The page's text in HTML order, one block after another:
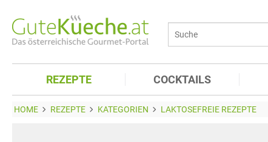
REZEPTE COCKTAILS
HOME REZEPTE KATEGORIEN LAKTOSEFREIE REZEPTE